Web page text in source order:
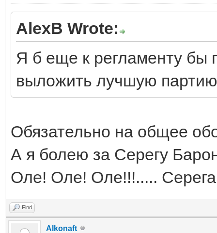
AlexB Wrote:
Я б еще к регламенту бы
выложить лучшую
Обязательно на общее
А я болею за Серегу
Оле! Оле! Оле!!!.....
Find
Alkonaft